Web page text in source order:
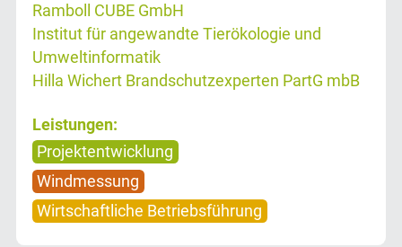
Ramboll CUBE GmbH
Institut für angewandte Tierökologie und
Umweltinformatik
Hilla Wichert Brandschutzexperten PartG mbB
Leistungen:
Projektentwicklung
Windmessung
Wirtschaftliche Betriebsführung